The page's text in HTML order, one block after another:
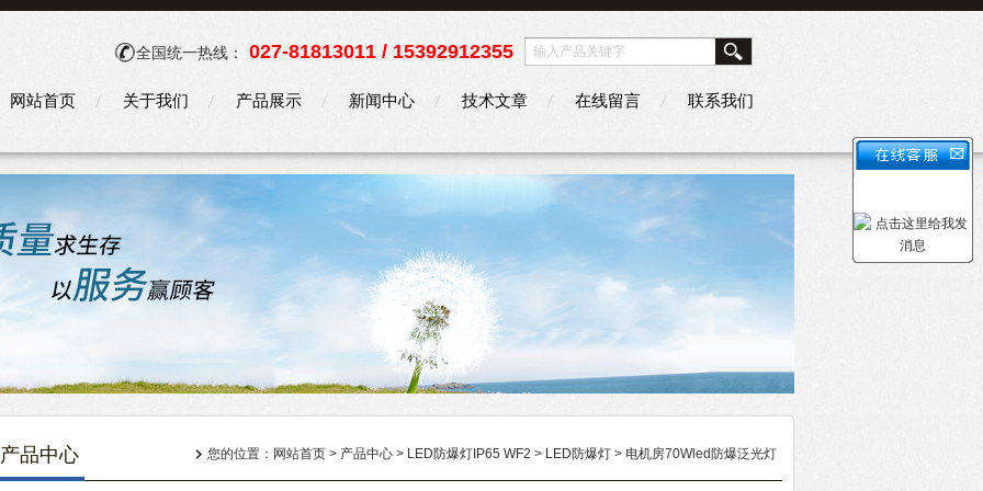
全国统一热线： 027-81813011 / 15392912355
网站首页 关于我们 产品展示 新闻中心 技术文章 在线留言 联系我们
产品中心 您的位置： 网站首页 > 产品中心 > LED防爆灯IP65 WF2 > LED防爆灯 > 电机房70Wled防爆泛光灯